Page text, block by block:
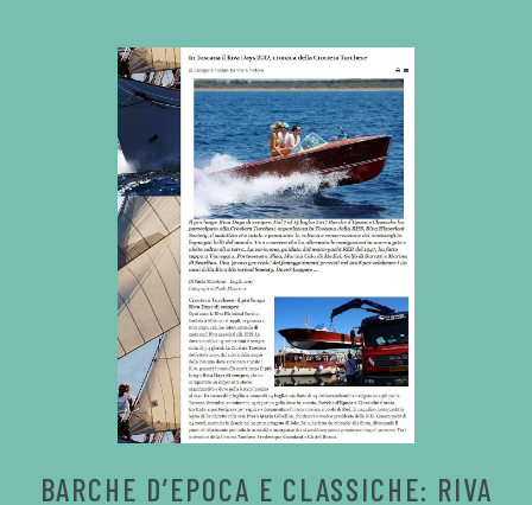
BARCHE D’EPOCA E CLASSICHE: RIVA